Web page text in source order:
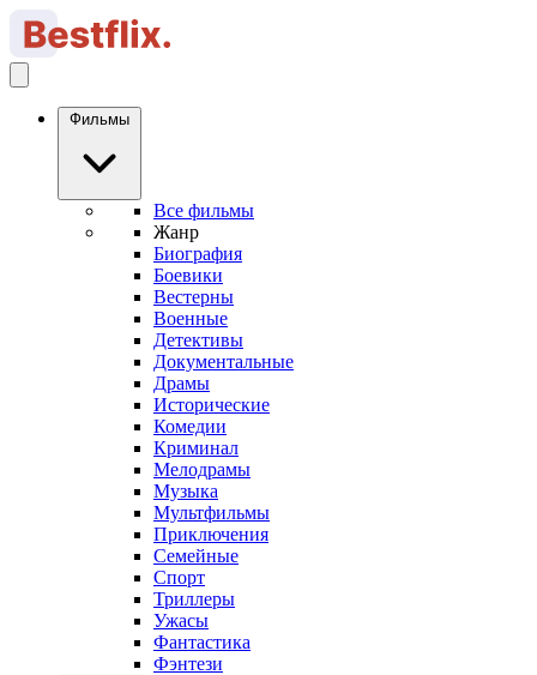
Фильмы
Все фильмы
Жанр
Биография
Боевики
Вестерны
Военные
Детективы
Документальные
Драмы
Исторические
Комедии
Криминал
Мелодрамы
Музыка
Мультфильмы
Приключения
Семейные
Спорт
Триллеры
Ужасы
Фантастика
Фэнтези